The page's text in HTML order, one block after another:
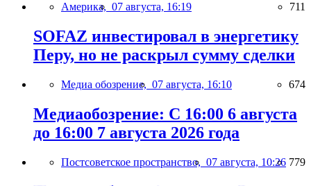
Америка, 07 августа, 16:19 711
SOFAZ инвестировал в энергетику
Перу, но не раскрыл сумму сделки
Медиа обозрение, 07 августа, 16:10 674
Медиаобозрение: С 16:00 6 августа
до 16:00 7 августа 2026 года
Постсоветское пространство, 07 августа, 10:26 779